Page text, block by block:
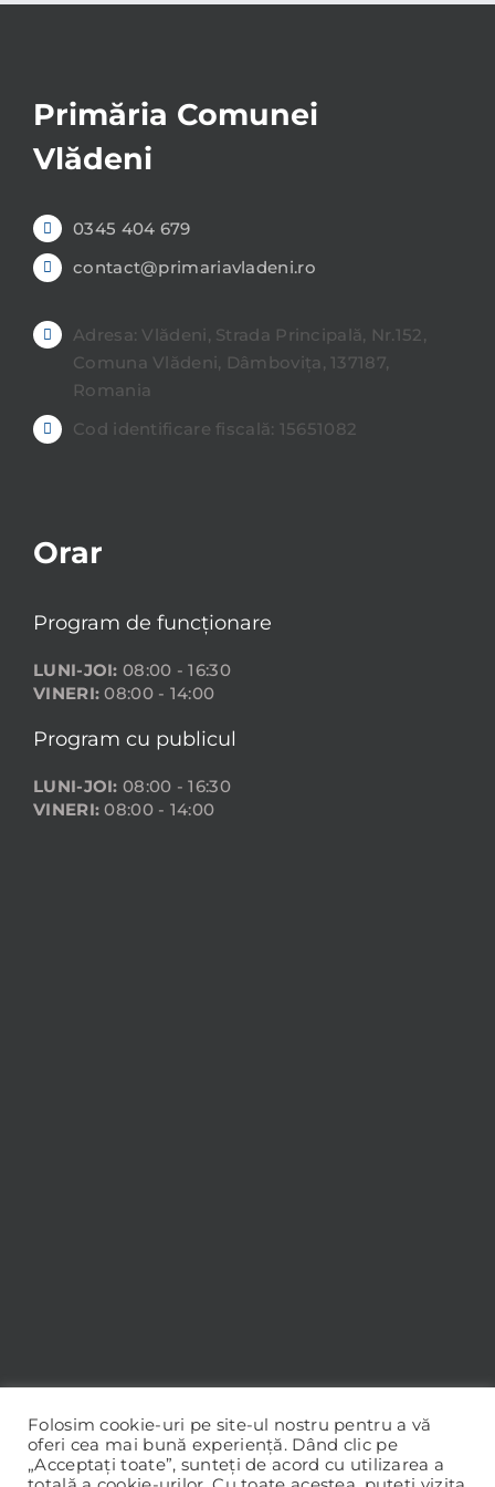
Primăria Comunei
Vlădeni
0345 404 679
contact@primariavladeni.ro
Adresa: Vlădeni, Strada Principală, Nr.152,
Comuna Vlădeni, Dâmbovița, 137187,
Romania
Cod identificare fiscală: 15651082
Orar
Program de funcționare
LUNI-JOI: 08:00 - 16:30
VINERI: 08:00 - 14:00
Program cu publicul
LUNI-JOI: 08:00 - 16:30
VINERI: 08:00 - 14:00
Folosim cookie-uri pe site-ul nostru pentru a vă
oferi cea mai bună experiență. Dând clic pe
„Acceptați toate”, sunteți de acord cu utilizarea a